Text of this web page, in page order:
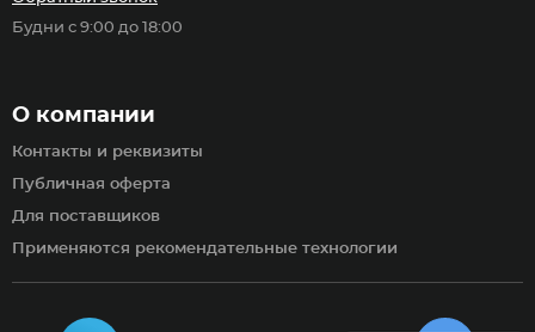
О компании
Контакты и реквизиты
Публичная оферта
Для поставщиков
Применяются рекомендательные технологии
Будни с 9:00 до 18:00